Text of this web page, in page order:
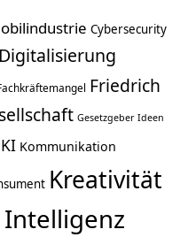
Cybersecurity
Digitalisierung
Friedrich
Gesetzgeber Ideen
KI Kommunikation
Kreativität